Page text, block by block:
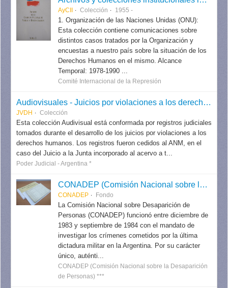
AyCII Colección 1955 -
1. Organización de las Naciones Unidas (ONU):
Esta colección contiene comunicaciones sobre
distintos casos tratados por la Organización y
encuestas a nuestro país sobre la situación de los
Derechos Humanos en el mismo. Alcance
Temporal: 1978-1990 ...
Comité Internacional de la Represión
Audiovisuales - Juicios por violaciones a los derechos humanos
JVDH Colección
Esta colección Audivisual está conformada por registros judiciales
tomados durante el desarrollo de los juicios por violaciones a los
derechos humanos. Los registros fueron cedidos al ANM, en el
caso del Juicio a la Junta incorporado al acervo a t...
Poder Judicial - Argentina *
CONADEP (Comisión Nacional sobre la Desaparición de Personas)
CONADEP Fondo
La Comisión Nacional sobre Desaparición de
Personas (CONADEP) funcionó entre diciembre de
1983 y septiembre de 1984 con el mandato de
investigar los crímenes cometidos por la última
dictadura militar en la Argentina. Por su carácter
único, auténti...
CONADEP (Comisión Nacional sobre la Desaparición
de Personas) ***